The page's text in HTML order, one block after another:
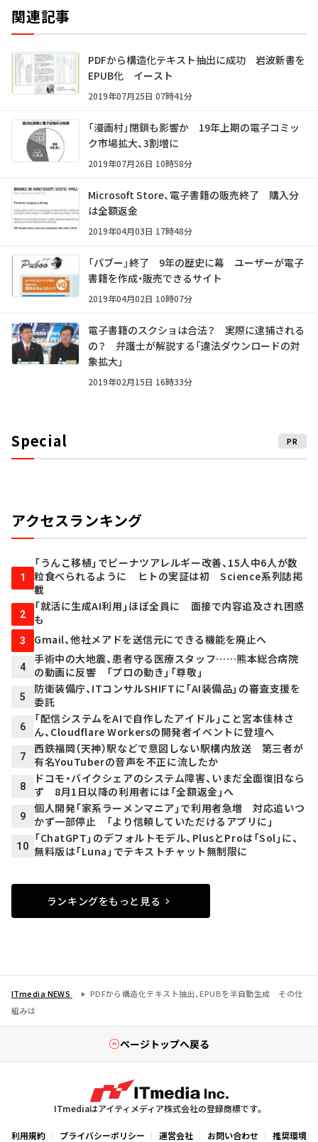
関連記事
PDFから構造化テキスト抽出に成功 岩波新書を
EPUB化 イースト
2019年07月25日 07時41分
「漫画村」閉鎖も影響か 19年上期の電子コミッ
ク市場拡大、3割増に
2019年07月26日 10時58分
Microsoft Store、電子書籍の販売終了 購入分
は全額返金
2019年04月03日 17時48分
「パブー」終了 9年の歴史に幕 ユーザーが電子
書籍を作成・販売できるサイト
2019年04月02日 10時07分
電子書籍のスクショは合法？ 実際に逮捕される
の？ 弁護士が解説する「違法ダウンロードの対
象拡大」
2019年02月15日 16時33分
Special PR
アクセスランキング
1
「うんこ移植」でピーナツアレルギー改善、15人中6人が数
粒食べられるように ヒトの実証は初 Science系列誌掲
載
2
「就活に生成AI利用」ほぼ全員に 面接で内容追及され困惑
も
3 Gmail、他社メアドを送信元にできる機能を廃止へ
4
手術中の大地震、患者守る医療スタッフ……熊本総合病院
の動画に反響 「プロの動き」「尊敬」
5
防衛装備庁、ITコンサルSHIFTに「AI装備品」の審査支援を
委託
6
「配信システムをAIで自作したアイドル」こと宮本佳林さ
ん、Cloudflare Workersの開発者イベントに登壇へ
7
西鉄福岡（天神）駅などで意図しない駅構内放送 第三者が
有名YouTuberの音声を不正に流したか
8
ドコモ・バイクシェアのシステム障害、いまだ全面復旧なら
ず 8月1日以降の利用者には「全額返金」へ
9
個人開発「家系ラーメンマニア」で利用者急増 対応追いつ
かず一部停止 「より信頼していただけるアプリに」
10
「ChatGPT」のデフォルトモデル、PlusとProは「Sol」に、
無料版は「Luna」でテキストチャット無制限に
ランキングをもっと見る
ITmedia NEWS
PDFから構造化テキスト抽出、EPUBを半自動生成 その仕
組みは
ページトップへ戻る
ITmediaはアイティメディア株式会社の登録商標です。
利用規約 プライバシーポリシー 運営会社 お問い合わせ 推奨環境